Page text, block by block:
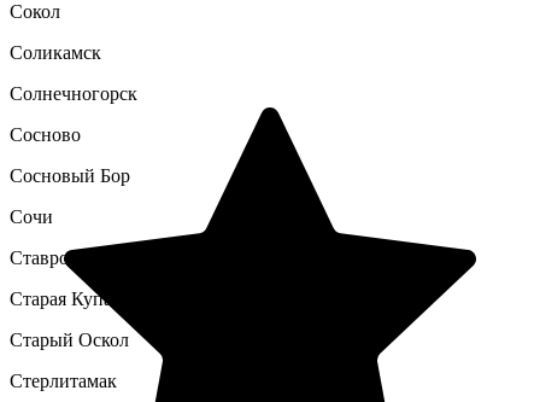
Сокол
Соликамск
Солнечногорск
Сосново
Сосновый Бор
Сочи
Ставрополь
Старая Купавна
Старый Оскол
Стерлитамак